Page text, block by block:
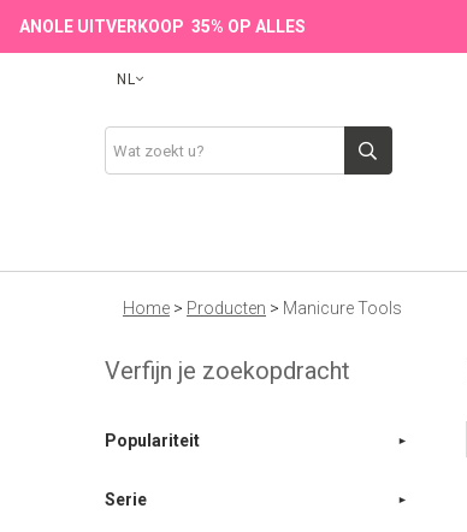
ANOLE UITVERKOOP 35% OP ALLES
NL
Home > Producten > Manicure Tools
Verfijn je zoekopdracht
Populariteit
Serie